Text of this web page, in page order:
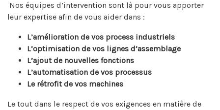
Nos équipes d’intervention sont là pour vous apporter
leur expertise afin de vous aider dans :
L’amélioration de vos process industriels
L’optimisation de vos lignes d’assemblage
L’ajout de nouvelles fonctions
L’automatisation de vos processus
Le rétrofit de vos machines
Le tout dans le respect de vos exigences en matière de